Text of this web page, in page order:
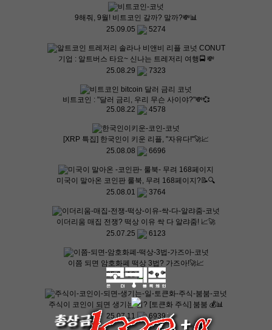
9해줘, 9월! 비트코인 갈까? 말까?💸📊
25.09.05
5274
기업 : 알트버스 타요~ 신나는 트레저리 여행🚍 💸
25.08.29
7323
비트코인 : "달러 금리, 우리 무슨 사이야?"💸💞
25.08.22
4578
[XRP 특집] 한국인이 키운 리플, "자유다!"🚀📈
25.08.08
6696
미국이 말아온 코인판 룰북, 무려 168페이지?📝🔍
25.08.01
3764
이더리움 매집 전쟁? 떡상 이유 싹 다 알랴줌! 📈🚀
25.07.25
6123
이쯤 되면 암호화폐 떡상 3법? 가즈아!🚀📈
25.07.18
5844
주식이 코인이 되면 생기는 일? [토큰화 주식] 붐붐 💰📊
25.07.11
6939